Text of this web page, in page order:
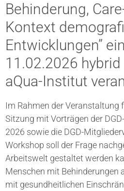
Behinderung,
Kontext
Entwicklungen”
11.02.2026
aQua-Institut
Im Rahmen der Veranstaltung
Sitzung mit Vorträgen der
2026 sowie die DGD-
Workshop soll der Frage
Arbeitswelt gestaltet werden
Menschen mit Behinderungen
mit gesundheitlichen